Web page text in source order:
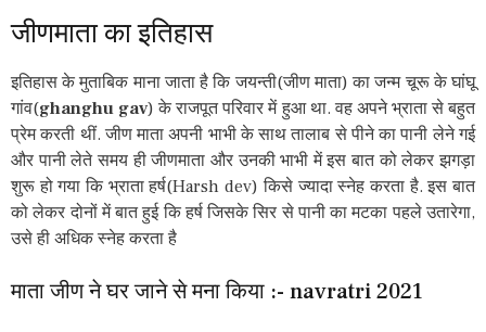
जीणमाता का इतिहास
इतिहास के मुताबिक माना जाता है कि जयन्ती(जीण माता) का जन्म चूरू के घांघू
गांव(ghanghu gav) के राजपूत परिवार में हुआ था. वह अपने भ्राता से बहुत
प्रेम करती थीं. जीण माता अपनी भाभी के साथ तालाब से पीने का पानी लेने गई
और पानी लेते समय ही जीणमाता और उनकी भाभी में इस बात को लेकर झगड़ा
शुरू हो गया कि भ्राता हर्ष(Harsh dev) किसे ज्यादा स्नेह करता है. इस बात
को लेकर दोनों में बात हुई कि हर्ष जिसके सिर से पानी का मटका पहले उतारेगा,
उसे ही अधिक स्नेह करता है
माता जीण ने घर जाने से मना किया :- navratri 2021